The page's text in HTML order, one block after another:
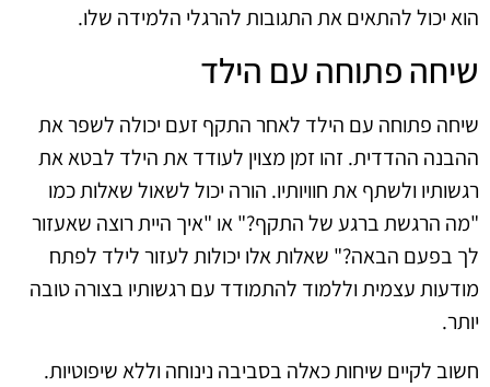
הוא יכול להתאים את התגובות להרגלי הלמידה שלו.
שיחה פתוחה עם הילד
שיחה פתוחה עם הילד לאחר התקף זעם יכולה לשפר את
ההבנה ההדדית. זהו זמן מצוין לעודד את הילד לבטא את
רגשותיו ולשתף את חוויותיו. הורה יכול לשאול שאלות כמו
"מה הרגשת ברגע של התקף?" או "איך היית רוצה שאעזור
לך בפעם הבאה?" שאלות אלו יכולות לעזור לילד לפתח
מודעות עצמית וללמוד להתמודד עם רגשותיו בצורה טובה
יותר.
חשוב לקיים שיחות כאלה בסביבה נינוחה וללא שיפוטיות.